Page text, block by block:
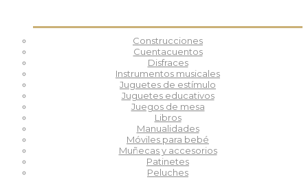
Construcciones
Cuentacuentos
Disfraces
Instrumentos musicales
Juguetes de estímulo
Juguetes educativos
Juegos de mesa
Libros
Manualidades
Móviles para bebé
Muñecas y accesorios
Patinetes
Peluches